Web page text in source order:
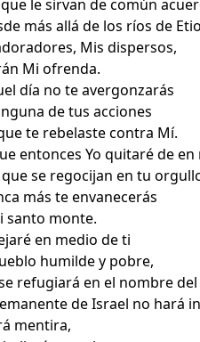
le sirvan de común
más allá de los ríos de
Mis dispersos,
Mi ofrenda.
día no te avergonzarás
de tus acciones
te rebelaste contra Mí.
entonces Yo quitaré de
que se regocijan en tu
más te envanecerás
santo monte.
en medio de ti
humilde y pobre,
refugiará en el nombre del
de Israel no hará
mentira,